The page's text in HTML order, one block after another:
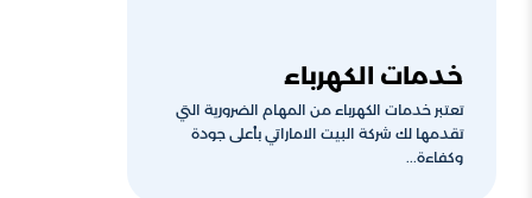
خدمات الكهرباء
تعتبر خدمات الكهرباء من المهام الضرورية التي
تقدمها لك شركة البيت الاماراتي بأعلى جودة
وكفاءة...